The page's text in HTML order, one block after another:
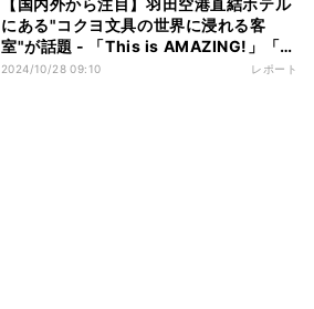
【国内外から注目】羽田空港直結ホテル
にある"コクヨ文具の世界に浸れる客
室"が話題 - 「This is AMAZING!」「驚
きのコラボ、しかもお土産付き」「新し
2024/10/28 09:10 レポート